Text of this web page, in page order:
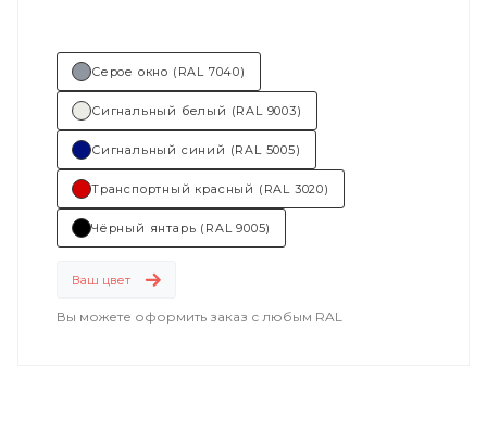
Серое окно (RAL 7040)
Сигнальный белый (RAL 9003)
Сигнальный синий (RAL 5005)
Транспортный красный (RAL 3020)
Чёрный янтарь (RAL 9005)
Ваш цвет
Вы можете оформить заказ с любым RAL